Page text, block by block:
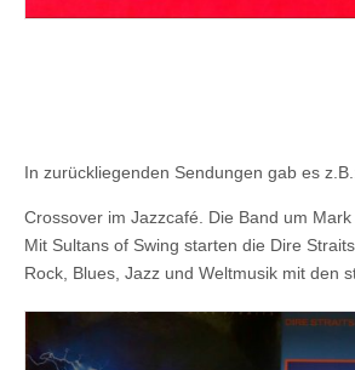
In zurückliegenden Sendungen gab es
Crossover im Jazzcafé. Die Band um Mark
Mit Sultans of Swing starten die Dire Straits.
Rock, Blues, Jazz und Weltmusik mit den